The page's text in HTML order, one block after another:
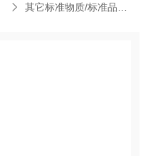
其它标准物质/标准品